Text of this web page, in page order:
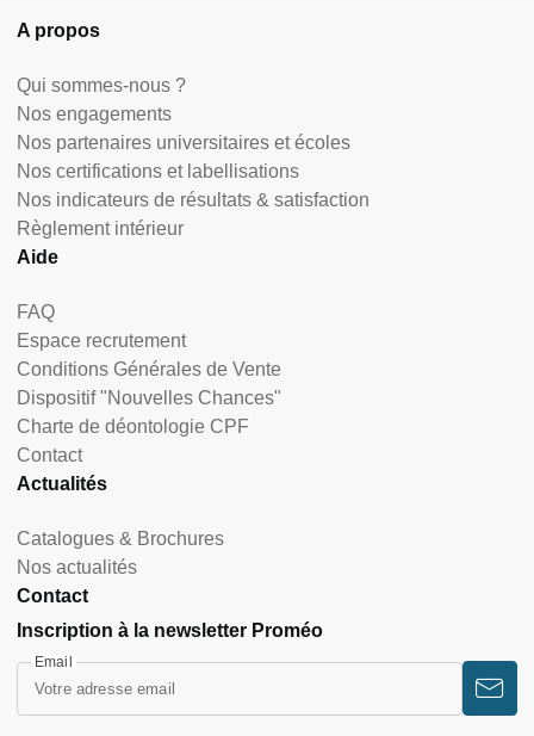
A propos
Qui sommes-nous ?
Nos engagements
Nos partenaires universitaires et écoles
Nos certifications et labellisations
Nos indicateurs de résultats & satisfaction
Règlement intérieur
Aide
FAQ
Espace recrutement
Conditions Générales de Vente
Dispositif "Nouvelles Chances"
Charte de déontologie CPF
Contact
Actualités
Catalogues & Brochures
Nos actualités
Contact
Inscription à la newsletter Proméo
Email